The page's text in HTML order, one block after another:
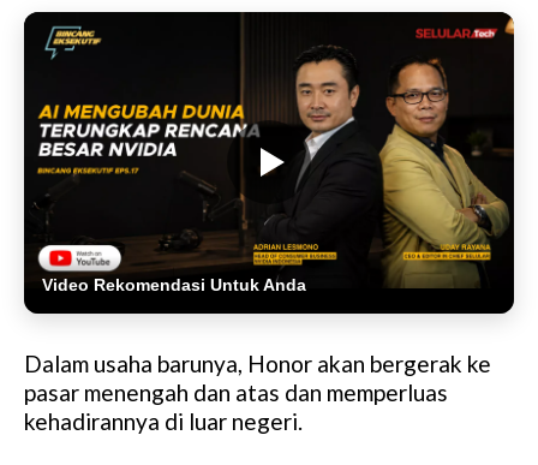
Video Rekomendasi Untuk Anda
Dalam usaha barunya, Honor akan bergerak ke
pasar menengah dan atas dan memperluas
kehadirannya di luar negeri.